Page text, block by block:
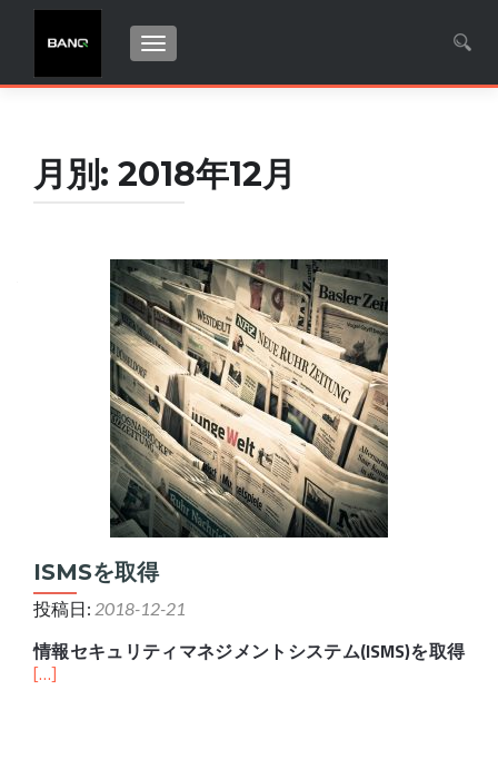
ナビゲーション切り替え
月別: 2018年12月
ISMSを取得
投稿日: 2018-12-21
情報セキュリティマネジメントシステム(ISMS)を取得
[…]